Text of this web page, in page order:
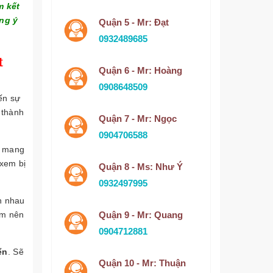
kết
ý
sự
bị
nhau
nên
. Sẽ
Quận 5 - Mr: Đạt
0932489685
Quận 6 - Mr: Hoàng
0908648509
Quận 7 - Mr: Ngọc
0904706588
Quận 8 - Ms: Như Ý
0932497995
Quận 9 - Mr: Quang
0904712881
Quận 10 - Mr: Thuận